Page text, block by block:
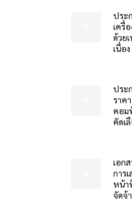
ประ
เครื่
ด้วย
เนื่อ
ประ
ราค
คอม
คัดเ
เอก
การ
หน้า
จัดจ้